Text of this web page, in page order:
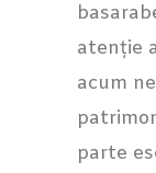
atenție
acum
parte